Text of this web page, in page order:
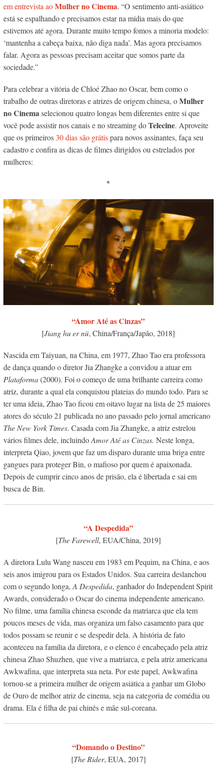
em entrevista aoMulher no Cinema. “O sentimento anti-asiático
está se espalhando e precisamos estar na mídia mais do que
estivemos até agora. Durante muito tempo fomos a minoria modelo:
‘mantenha a cabeça baixa, não diga nada’. Mas agora precisamos
falar. Agora as pessoas precisam aceitar que somos parte da
sociedade.”
Para celebrar a vitória de Chloé Zhao no Oscar, bem como o
trabalho de outras diretoras e atrizes de origem chinesa, oMulher
no Cinemaselecionou quatro longas bem diferentes entre si que
você pode assistir nos canais e no streaming doTelecine. Aproveite
que os primeiros 30 dias são grátispara novos assinantes, faça seu
cadastro e confira as dicas de filmes dirigidos ou estrelados por
mulheres:
*
“Amor Até as Cinzas”
[Jiang hu er nü, China/França/Japão, 2018]
Nascida em Taiyuan, na China, em 1977, Zhao Tao era professora
de dança quando o diretor Jia Zhangke a convidou a atuar em
Plataforma(2000). Foi o começo de uma brilhante carreira como
atriz, durante a qual ela conquistou plateias do mundo todo. Para se
ter uma ideia, Zhao Tao ficou em oitavo lugar na lista de 25 maiores
atores do século 21 publicada no ano passado pelo jornal americano
The New York Times. Casada com Jia Zhangke, a atriz estrelou
vários filmes dele, incluindoAmor Até as Cinzas. Neste longa,
interpreta Qiao, jovem que faz um disparo durante uma briga entre
gangues para proteger Bin, o mafioso por quem é apaixonada.
Depois de cumprir cinco anos de prisão, ela é libertada e sai em
busca de Bin.
“A Despedida”
[The Farewell, EUA/China, 2019]
A diretora Lulu Wang nasceu em 1983 em Pequim, na China, e aos
seis anos imigrou para os Estados Unidos. Sua carreira deslanchou
com o segundo longa, A Despedida, ganhador do Independent Spirit
Awards, considerado o Oscar do cinema independente americano.
No filme, uma família chinesa esconde da matriarca que ela tem
poucos meses de vida, mas organiza um falso casamento para que
todos possam se reunir e se despedir dela. A história de fato
aconteceu na família da diretora, e o elenco é encabeçado pela atriz
chinesa Zhao Shuzhen, que vive a matriarca, e pela atriz americana
Awkwafina, que interpreta sua neta. Por este papel, Awkwafina
tornou-se a primeira mulher de origem asiática a ganhar um Globo
de Ouro de melhor atriz de cinema, seja na categoria de comédia ou
drama. Ela é filha de pai chinês e mãe sul-coreana.
“Domando o Destino”
[The Rider, EUA, 2017]